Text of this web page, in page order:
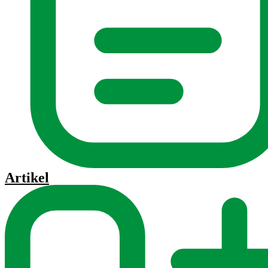
Artikel